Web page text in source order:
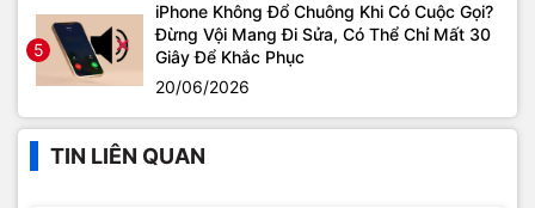
5
iPhone Không Đổ Chuông Khi Có Cuộc Gọi?
Đừng Vội Mang Đi Sửa, Có Thể Chỉ Mất 30
Giây Để Khắc Phục
20/06/2026
TIN LIÊN QUAN